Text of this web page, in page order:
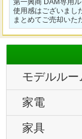
第一興商 DAM専用
使用感はございまし
まとめてご売却いた
モデルル
家電
家具